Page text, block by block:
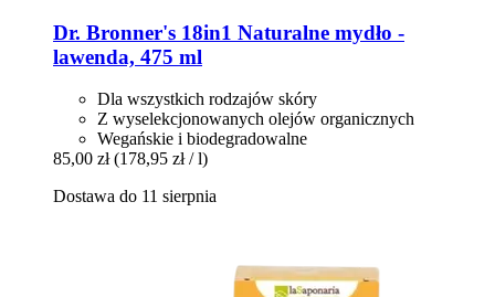
Dr. Bronner's 18in1 Naturalne mydło -​
lawenda, 475 ml
Dla wszystkich rodzajów skóry
Z wyselekcjonowanych olejów organicznych
Wegańskie i biodegradowalne
85,00 zł (178,95 zł / l)
Dostawa do 11 sierpnia